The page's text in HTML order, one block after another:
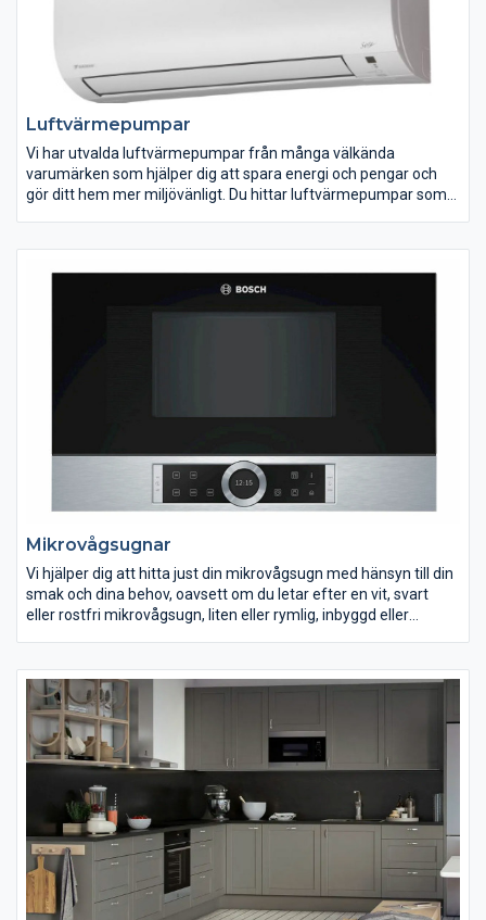
Luftvärmepumpar
Vi har utvalda luftvärmepumpar från många välkända
varumärken som hjälper dig att spara energi och pengar och
gör ditt hem mer miljövänligt. Du hittar luftvärmepumpar som
inomhusmiljö genom att aktivt rena och avfukta luften.
Tänk på att luftvärmepumpar måste enligt lag installeras av
Mikrovågsugnar
Vi hjälper dig att hitta just din mikrovågsugn med hänsyn till din
smak och dina behov, oavsett om du letar efter en vit, svart
eller rostfri mikrovågsugn, liten eller rymlig, inbyggd eller
bara några minuter. Det finns även modeller av mikrovågsugn
med grillfunktioner och ångkokning, som gör att du kan få en
krispig yta på din mat.